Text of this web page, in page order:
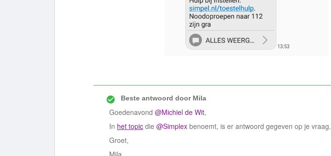
Beste antwoord doorMila
Goedenavond @Michiel de Wit,
In het topic die @Simplex benoemt, is er antwoord gegeven op je vraag.
Groet,
Mila